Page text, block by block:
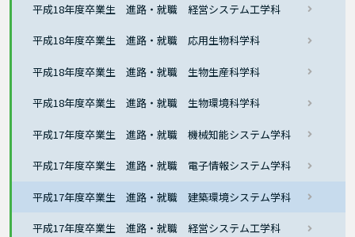
平成18年度卒業生 進路・就職 経営システム工学科
平成18年度卒業生 進路・就職 応用生物科学科
平成18年度卒業生 進路・就職 生物生産科学科
平成18年度卒業生 進路・就職 生物環境科学科
平成17年度卒業生 進路・就職 機械知能システム学科
平成17年度卒業生 進路・就職 電子情報システム学科
平成17年度卒業生 進路・就職 建築環境システム学科
平成17年度卒業生 進路・就職 経営システム工学科